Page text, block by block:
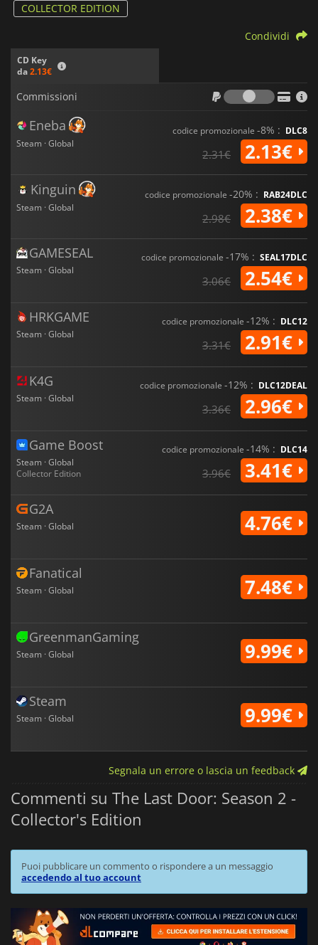
COLLECTOR EDITION
CD Key
da2.13€
Condividi
Commissioni
Eneba
Steam · Global
codice promozionale -8% : DLC8
2.31€ 2.13€
Kinguin
Steam · Global
codice promozionale -20% : RAB24DLC
2.98€ 2.38€
GAMESEAL
Steam · Global
codice promozionale -17% : SEAL17DLC
3.06€ 2.54€
HRKGAME
Steam · Global
codice promozionale -12% : DLC12
3.31€ 2.91€
K4G
Steam · Global
codice promozionale -12% : DLC12DEAL
3.36€ 2.96€
Game Boost
Steam · Global
Collector Edition
codice promozionale -14% : DLC14
3.96€ 3.41€
G2A
Steam · Global 4.76€
Fanatical
Steam · Global 7.48€
GreenmanGaming
Steam · Global 9.99€
Steam
Steam · Global 9.99€
Segnala un errore o lascia un feedback
Commenti su The Last Door: Season 2 -
Collector's Edition
Puoi pubblicare un commento o rispondere a un messaggio
accedendo al tuo account